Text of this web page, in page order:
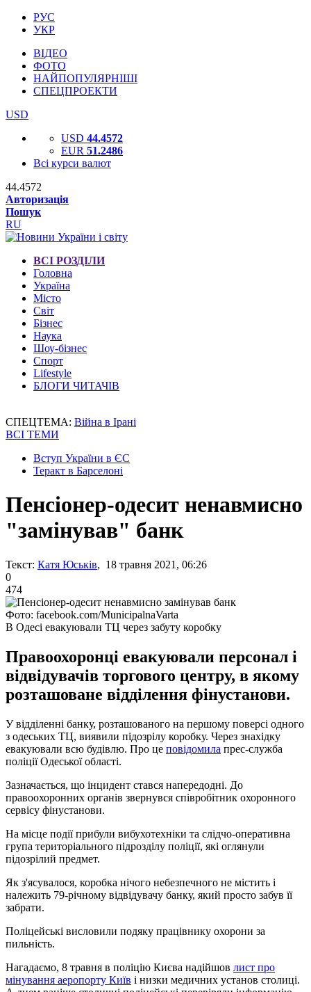
РУС
УКР
ВІДЕО
ФОТО
НАЙПОПУЛЯРНІШІ
СПЕЦПРОЕКТИ
USD
USD 44.4572
EUR 51.2486
Всі курси валют
44.4572
Авторизація
Пошук
RU
ВСІ РОЗДІЛИ
Головна
Україна
Місто
Світ
Бізнес
Наука
Шоу-бізнес
Спорт
Lifestyle
БЛОГИ ЧИТАЧІВ
СПЕЦТЕМА: Війна в Ірані
ВСІ ТЕМИ
Вступ України в ЄС
Теракт в Барселоні
Пенсіонер-одесит ненавмисно
"замінував" банк
Текст: Катя Юськів, 18 травня 2021, 06:26
0
474
Фото: facebook.com/MunicipalnaVarta
В Одесі евакуювали ТЦ через забуту коробку
Правоохоронці евакуювали персонал і
відвідувачів торгового центру, в якому
розташоване відділення фінустанови.
У відділенні банку, розташованого на першому поверсі одного
з одеських ТЦ, виявили підозрілу коробку. Через знахідку
евакуювали всю будівлю. Про це повідомила прес-служба
поліції Одеської області.
Зазначається, що інцидент стався напередодні. До
правоохоронних органів звернувся співробітник охоронного
сервісу фінустанови.
На місце події прибули вибухотехніки та слідчо-оперативна
група територіального підрозділу поліції, які оглянули
підозрілий предмет.
Як з'ясувалося, коробка нічого небезпечного не містить і
належить 79-річному відвідувачу банку, який просто забув її
забрати.
Поліцейські висловили подяку працівнику охорони за
пильність.
Нагадаємо, 8 травня в поліцію Києва надійшов лист про
мінування аеропорту Київ і низки медичних установ столиці.